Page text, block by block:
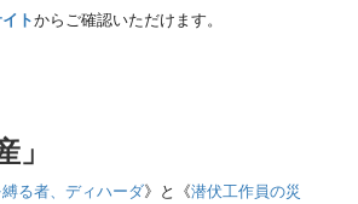
トからご確認いただけます。
」
る者、ディハーダ》と《潜伏工作員の災